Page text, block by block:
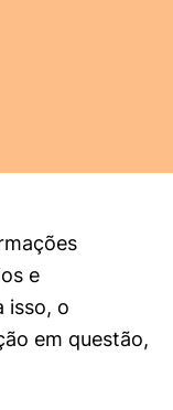
e
isso, o
em questão,